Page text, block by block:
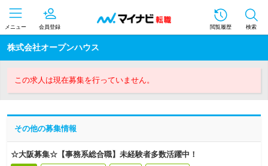
メニュー 会員登録 閲覧履歴 検索
株式会社オープンハウス
この求人は現在募集を行っていません。
その他の募集情報
☆大阪募集☆【事務系総合職】未経験者多数活躍中！